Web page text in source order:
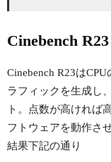
Cinebench R23
Cinebench R23は
ラフィックを生成し
ト。点数が高ければ
フトウェアを動作さ
結果下記の通り